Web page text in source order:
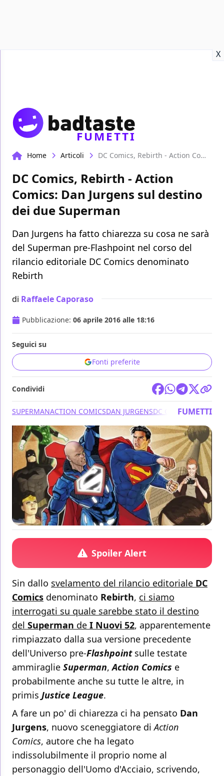
X
FUMETTI
Home Articoli DC Comics, Rebirth - Action Comics: Dan Jurgens sul destino dei due Superman
DC Comics, Rebirth - Action
Comics: Dan Jurgens sul destino
dei due Superman
Dan Jurgens ha fatto chiarezza su cosa ne sarà
del Superman pre-Flashpoint nel corso del
rilancio editoriale DC Comics denominato
Rebirth
di Raffaele Caporaso
Pubblicazione: 06 aprile 2016 alle 18:16
Seguici su
Fonti preferite
Condividi
SUPERMANACTION COMICSDAN JURGENSDC COMICSJUSTICE
FUMETTI
Spoiler Alert
Sin dallo svelamento del rilancio editoriale DC
Comics denominato Rebirth, ci siamo
interrogati su quale sarebbe stato il destino
del Superman de I Nuovi 52, apparentemente
rimpiazzato dalla sua versione precedente
dell'Universo pre-Flashpointsulle testate
ammiraglie Superman,Action Comics e
probabilmente anche su tutte le altre, in
primis Justice League.
A fare un po' di chiarezza ci ha pensato Dan
Jurgens, nuovo sceneggiatore diAction
Comics, autore che ha legato
indissolubilmente il proprio nome al
personaggio dell'Uomo d'Acciaio, scrivendo,